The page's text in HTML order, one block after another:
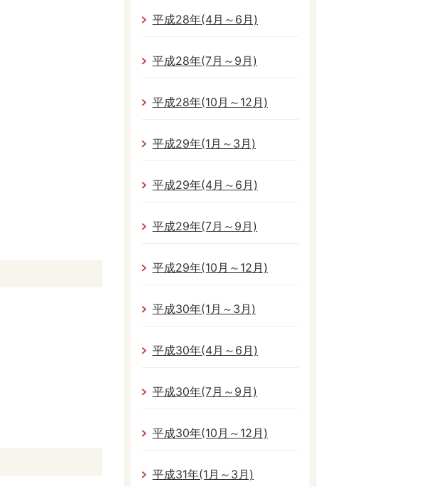
平成28年(4月～6月)
平成28年(7月～9月)
平成28年(10月～12月)
平成29年(1月～3月)
平成29年(4月～6月)
平成29年(7月～9月)
平成29年(10月～12月)
平成30年(1月～3月)
平成30年(4月～6月)
平成30年(7月～9月)
平成30年(10月～12月)
平成31年(1月～3月)